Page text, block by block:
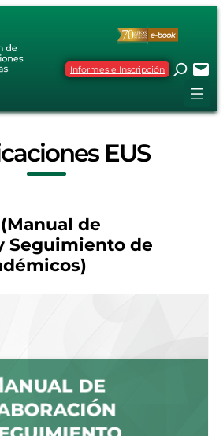
Informes e Inscripción
EUS
de
Seguimiento de